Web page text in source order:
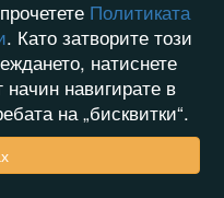
Политиката
. Като затворите този
натиснете
навигирате в
на „бисквитки“.